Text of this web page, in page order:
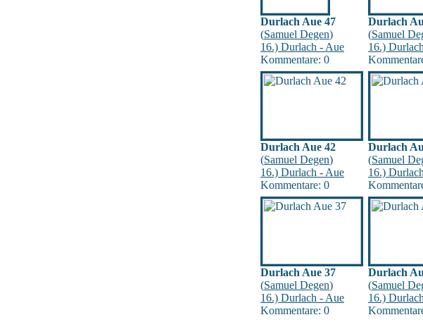
Durlach Aue 47
(Samuel Degen)
16.) Durlach - Aue
Kommentare: 0
Durlach
(Samuel
16.)
Durlach Aue 42
(Samuel Degen)
16.) Durlach - Aue
Kommentare: 0
Durlach
(Samuel
16.)
Durlach Aue 37
(Samuel Degen)
16.) Durlach - Aue
Kommentare: 0
Durlach
(Samuel
16.)